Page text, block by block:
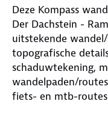
Deze Kompass
Der Dachstein -
uitstekende
topografische
schaduwtekening,
wandelpaden/
fiets- en mtb-